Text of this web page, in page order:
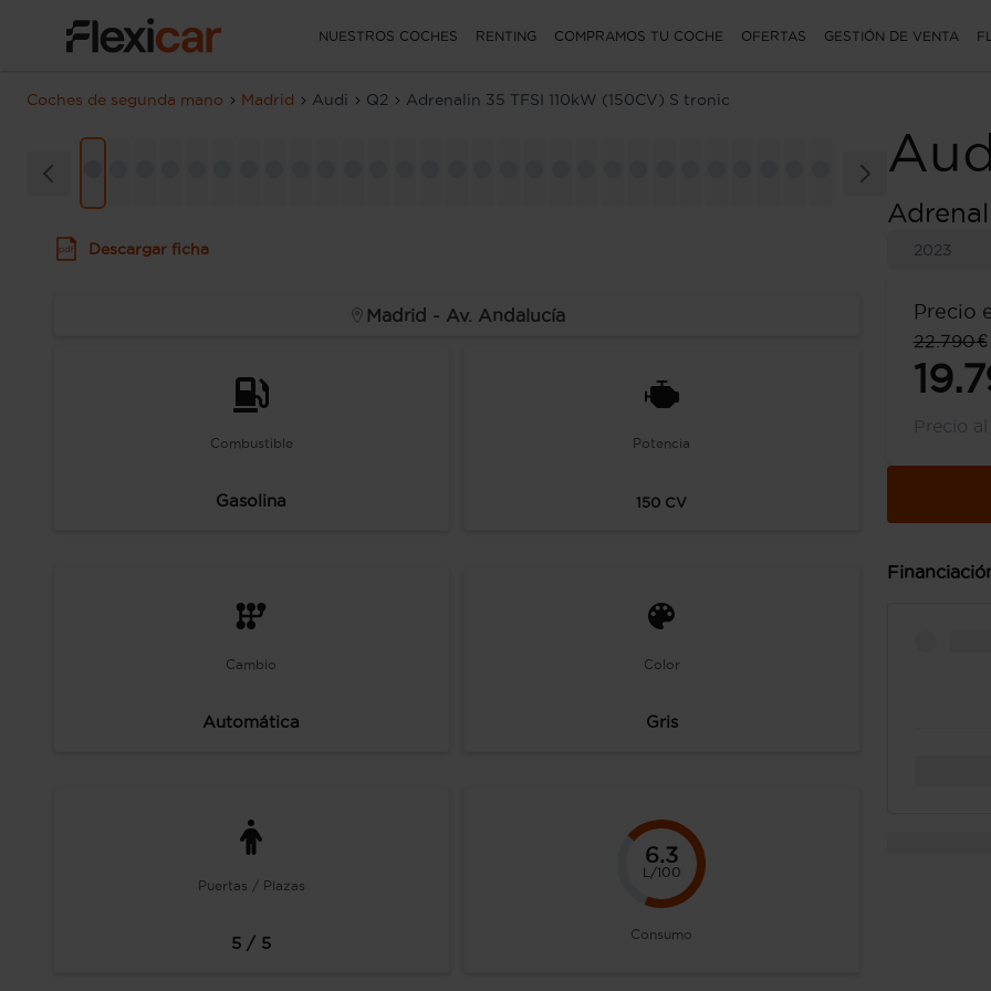
NUESTROS COCHES RENTING COMPRAMOS TU COCHE OFERTAS GESTIÓN DE VENTA
Coches de segunda mano Madrid Audi Q2 Adrenalin 35 TFSI 110kW (150CV) S tronic
2023
Precio
22.790 €
Precio
Descargar ficha
Madrid - Av. Andalucía
Combustible
Gasolina
Potencia
150 CV
Cambio
Automática
Color
Gris
Puertas / Plazas
5 / 5
6.3
L/100
Consumo